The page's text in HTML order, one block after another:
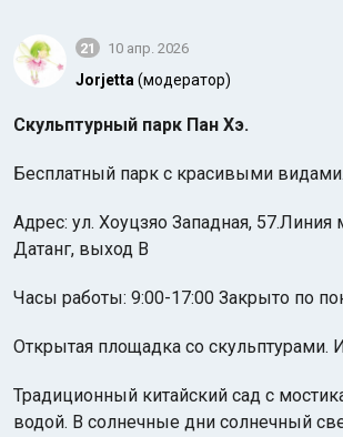
21 10 апр. 2026
Jorjetta (модератор)
Скульптурный парк Пан Хэ.
Бесплатный парк с красивыми видами.
Адрес: ул. Хоуцзяо Западная, 57.Линия
Датанг, выход B
Часы работы: 9:00-17:00 Закрыто по
Открытая площадка со скульптурами.
Традиционный китайский сад с
водой. В солнечные дни солнечный